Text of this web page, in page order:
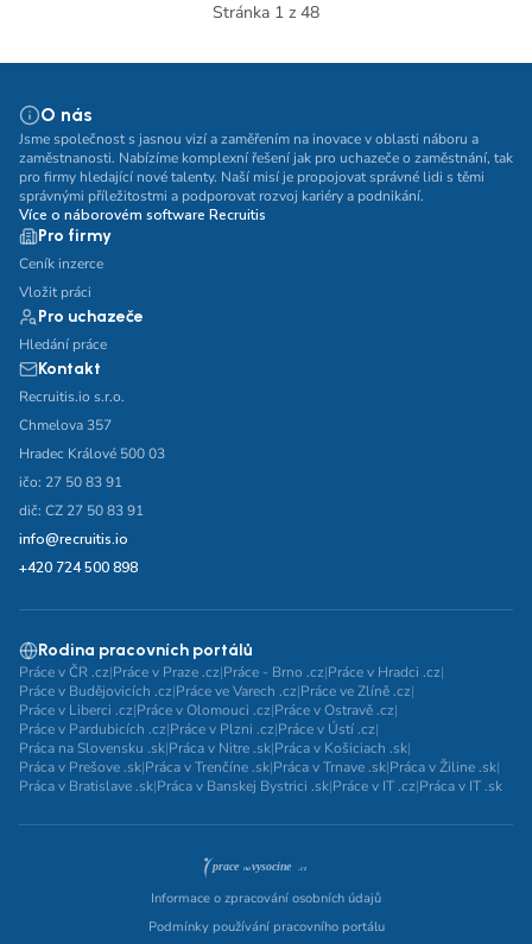
Stránka 1 z 48
O nás
Jsme společnost s jasnou vizí a zaměřením na inovace v oblasti náboru a
zaměstnanosti. Nabízíme komplexní řešení jak pro uchazeče o zaměstnání, tak
pro firmy hledající nové talenty. Naší misí je propojovat správné lidi s těmi
správnými příležitostmi a podporovat rozvoj kariéry a podnikání.
Více o náborovém software Recruitis
Pro firmy
Ceník inzerce
Vložit práci
Pro uchazeče
Hledání práce
Kontakt
Recruitis.io s.r.o.
Chmelova 357
Hradec Králové 500 03
ičo: 27 50 83 91
dič: CZ 27 50 83 91
info@recruitis.io
+420 724 500 898
Rodina pracovních portálů
Práce v ČR .cz|Práce v Praze .cz|Práce - Brno .cz|Práce v Hradci .cz|
Práce v Budějovicích .cz|Práce ve Varech .cz|Práce ve Zlíně .cz|
Práce v Liberci .cz|Práce v Olomouci .cz|Práce v Ostravě .cz|
Práce v Pardubicích .cz|Práce v Plzni .cz|Práce v Ústí .cz|
Práca na Slovensku .sk|Práca v Nitre .sk|Práca v Košiciach .sk|
Práca v Prešove .sk|Práca v Trenčíne .sk|Práca v Trnave .sk|Práca v Žiline .sk|
Práca v Bratislave .sk|Práca v Banskej Bystrici .sk|Práce v IT .cz|Práca v IT .sk
Informace o zpracování osobních údajů
Podmínky používání pracovního portálu